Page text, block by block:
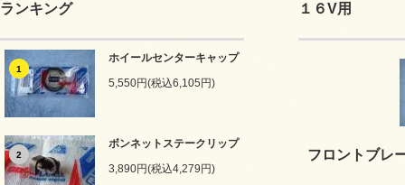
ランキング
1
ホイールセンターキャップ
5,550円(税込6,105円)
2
ボンネットステークリップ
3,890円(税込4,279円)
１６V用
フロントブレ